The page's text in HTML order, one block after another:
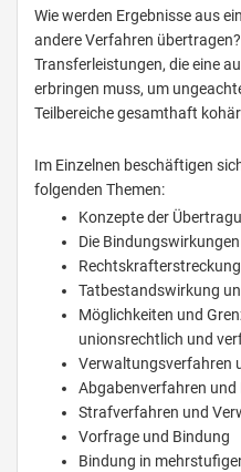
Wie werden Ergebnisse aus
andere Verfahren
Transferleistungen, die eine
erbringen muss, um
Teilbereiche gesamthaft
Im Einzelnen beschäftigen
folgenden Themen:
Konzepte der
Die
Tatbestandswirkung
Möglichkeiten und
unionsrechtlich und
Verwaltungsverfahren
Abgabenverfahren
Strafverfahren und
Vorfrage und Bindung
Bindung in